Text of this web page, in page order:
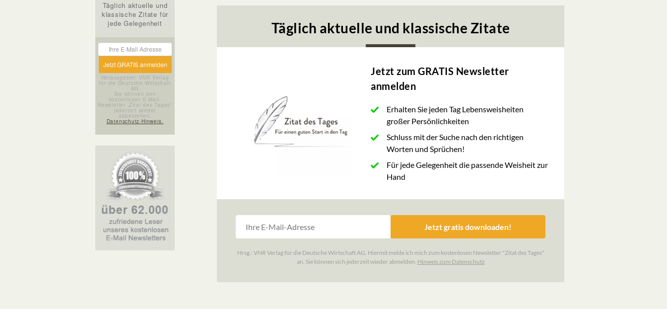
Täglich aktuelle und
klassische Zitate für
jede Gelegenheit
Herausgeber: VNR Verlag
für die Deutsche Wirtschaft
AG
Sie können den
kostenlosen E-Mail-
Newsletter „Zitat des Tages“
jederzeit wieder
abbestellen.
Datenschutz-Hinweis.